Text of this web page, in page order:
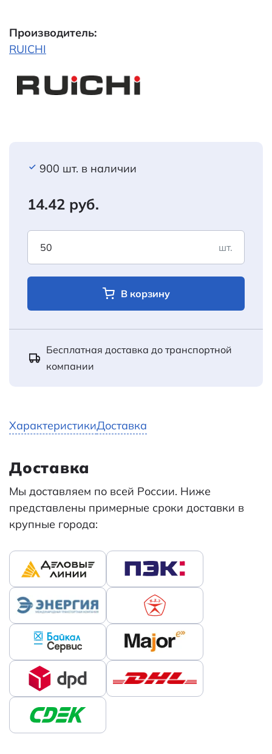
Производитель:
RUICHI
900 шт. в наличии
14.42 руб.
шт.
В корзину
Бесплатная доставка до транспортной
компании
ХарактеристикиДоставка
Доставка
Мы доставляем по всей России. Ниже
представлены примерные сроки доставки в
крупные города: